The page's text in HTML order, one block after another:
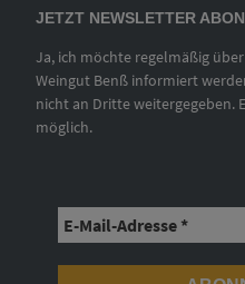
JETZT NEWSLETTER
Ja, ich möchte regelmäßig
Weingut Benß informiert
nicht an Dritte weitergegeben.
möglich.